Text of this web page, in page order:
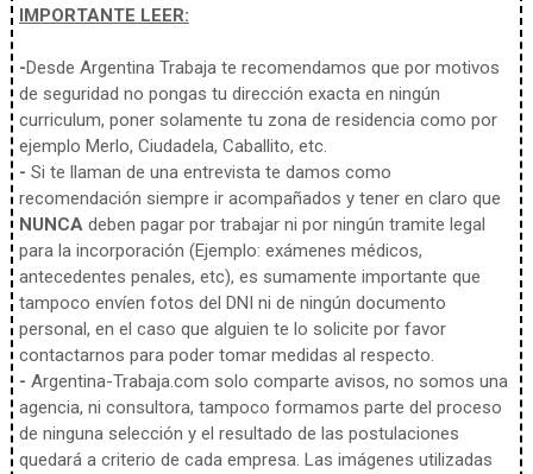
IMPORTANTE LEER:
-Desde Argentina Trabaja te recomendamos que por motivos
de seguridad no pongas tu dirección exacta en ningún
curriculum, poner solamente tu zona de residencia como por
ejemplo Merlo, Ciudadela, Caballito, etc.
- Si te llaman de una entrevista te damos como
recomendación siempre ir acompañados y tener en claro que
NUNCAdeben pagar por trabajar ni por ningún tramite legal
para la incorporación (Ejemplo: exámenes médicos,
antecedentes penales, etc), es sumamente importante que
tampoco envíen fotos del DNI ni de ningún documento
personal, en el caso que alguien te lo solicite por favor
contactarnos para poder tomar medidas al respecto.
- Argentina-Trabaja.com solo comparte avisos, no somos una
agencia, ni consultora, tampoco formamos parte del proceso
de ninguna selección y el resultado de las postulaciones
quedará a criterio de cada empresa. Las imágenes utilizadas